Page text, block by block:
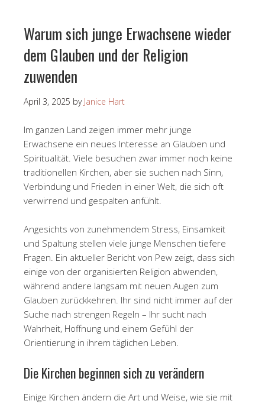
Warum sich junge Erwachsene wieder
dem Glauben und der Religion
zuwenden
April 3, 2025 by Janice Hart
Im ganzen Land zeigen immer mehr junge
Erwachsene ein neues Interesse an Glauben und
Spiritualität. Viele besuchen zwar immer noch keine
traditionellen Kirchen, aber sie suchen nach Sinn,
Verbindung und Frieden in einer Welt, die sich oft
verwirrend und gespalten anfühlt.
Angesichts von zunehmendem Stress, Einsamkeit
und Spaltung stellen viele junge Menschen tiefere
Fragen. Ein aktueller Bericht von Pew zeigt, dass sich
einige von der organisierten Religion abwenden,
während andere langsam mit neuen Augen zum
Glauben zurückkehren. Ihr sind nicht immer auf der
Suche nach strengen Regeln – Ihr sucht nach
Wahrheit, Hoffnung und einem Gefühl der
Orientierung in ihrem täglichen Leben.
Die Kirchen beginnen sich zu verändern
Einige Kirchen ändern die Art und Weise, wie sie mit